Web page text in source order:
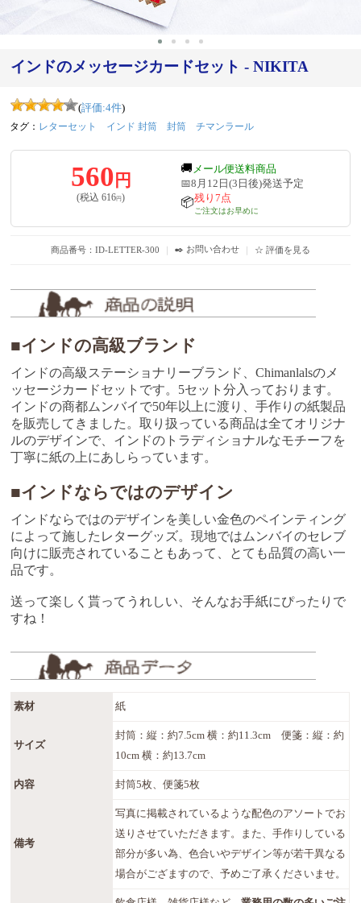
インドのメッセージカードセット - NIKITA
(評価:4件)
タグ： レターセット インド 封筒 封筒 チマンラール
560 円
(税込616円)
🚚 メール便送料商品
📅8月12日(3日後)発送予定
📦残り7点
ご注文はお早めに
商品番号：ID-LETTER-300 ｜ ✒️ お問い合わせ ｜ ☆ 評価を見る
■インドの高級ブランド
インドの高級ステーショナリーブランド、Chimanlalsのメ
ッセージカードセットです。5セット分入っております。
インドの商都ムンバイで50年以上に渡り、手作りの紙製品
を販売してきました。取り扱っている商品は全てオリジナ
ルのデザインで、インドのトラディショナルなモチーフを
丁寧に紙の上にあしらっています。
■インドならではのデザイン
インドならではのデザインを美しい金色のペインティング
によって施したレターグッズ。現地ではムンバイのセレブ
向けに販売されていることもあって、とても品質の高い一
品です。
送って楽しく貰ってうれしい、そんなお手紙にぴったりで
すね！
素材 紙
サイズ
封筒：縦：約7.5cm 横：約11.3cm 便箋：縦：約
10cm 横：約13.7cm
内容 封筒5枚、便箋5枚
備考
写真に掲載されているような配色のアソートでお
送りさせていただきます。また、手作りしている
部分が多い為、色合いやデザイン等が若干異なる
場合がござますので、予めご了承くださいませ。